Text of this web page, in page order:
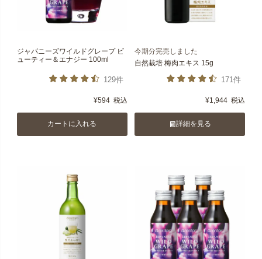
ジャパニーズワイルドグレープ ビ
ューティー＆エナジー 100ml
129件
¥594 税込
カートに入れる
今期分完売しました
自然栽培 梅肉エキス 15g
171件
¥1,944 税込
詳細を見る